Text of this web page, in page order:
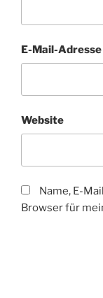
E-Mail-Adresse
Website
Name, E-
Browser für